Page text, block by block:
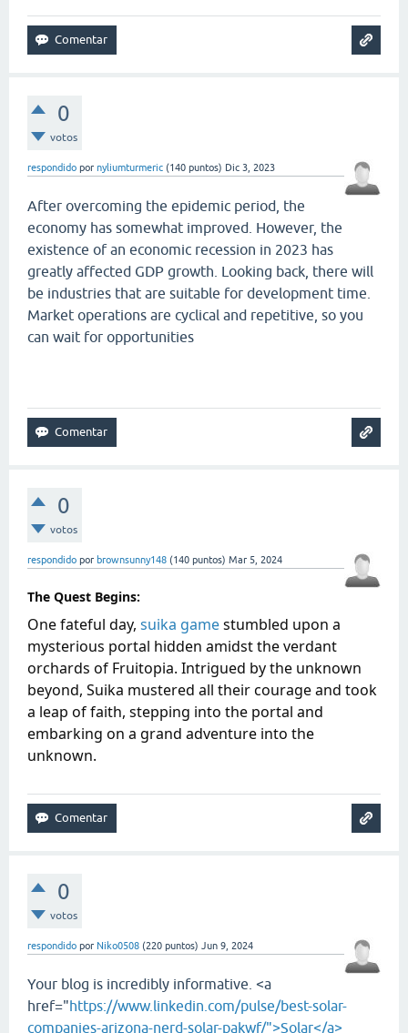
0
votos
respondido por nyliumturmeric (140 puntos) Dic 3, 2023
After overcoming the epidemic period, the
economy has somewhat improved. However, the
existence of an economic recession in 2023 has
greatly affected GDP growth. Looking back, there will
be industries that are suitable for development time.
Market operations are cyclical and repetitive, so you
can wait for opportunities
0
votos
respondido por brownsunny148 (140 puntos) Mar 5, 2024
The Quest Begins:
One fateful day, suika gamestumbled upon a
mysterious portal hidden amidst the verdant
orchards of Fruitopia. Intrigued by the unknown
beyond, Suika mustered all their courage and took
a leap of faith, stepping into the portal and
embarking on a grand adventure into the
unknown.
0
votos
respondido por Niko0508 (220 puntos) Jun 9, 2024
Your blog is incredibly informative. <a
href="https://www.linkedin.com/pulse/best-solar-
companies-arizona-nerd-solar-pakwf/">Solar</a>